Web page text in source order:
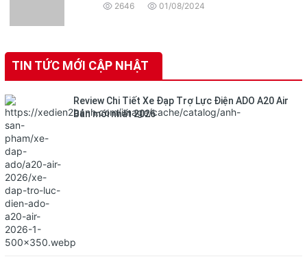
toàn mới
2646 01/08/2024
TIN TỨC MỚI CẬP NHẬT
Review Chi Tiết Xe Đạp Trợ Lực Điện ADO A20 Air
Bản mới nhất 2026